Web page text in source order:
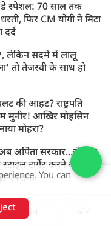
डे स्पेशल: 70 साल तक
फिर CM योगी ने मिटा
दर्द
लेकिन सदमे में लालू
तो तेजस्वी के साथ हो
की आहट? राष्ट्रपति
मुनीर! आखिर मोहसिन
मोहरा?
अर्पिता सरकार...जैश के
टार्गेट करने की
एक्शन!
मीडिया के सामने
आंदोलन के सूत्रधार वेदांश
You can